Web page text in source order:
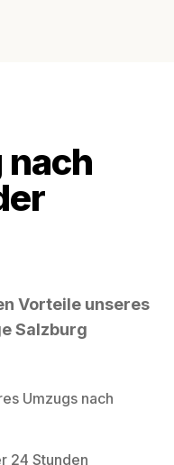
nach
Vorteile unseres
Salzburg
Umzugs nach
24 Stunden